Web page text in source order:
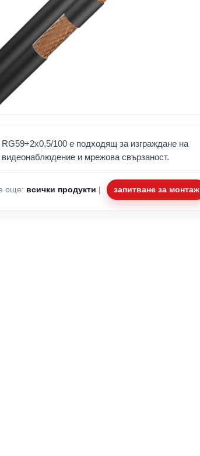
100 е подходящ за изграждане на
и мрежова свързаност.
още: всички продукти | запитване за монтаж